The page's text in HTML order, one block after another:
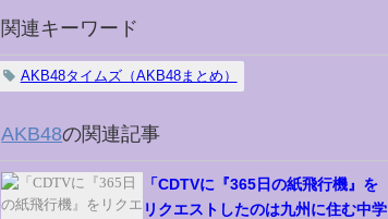
関連キーワード
AKB48タイムズ（AKB48まとめ）
AKB48の関連記事
「CDTVに『365日の紙飛行機』を
リクエストしたのは九州に住む中学